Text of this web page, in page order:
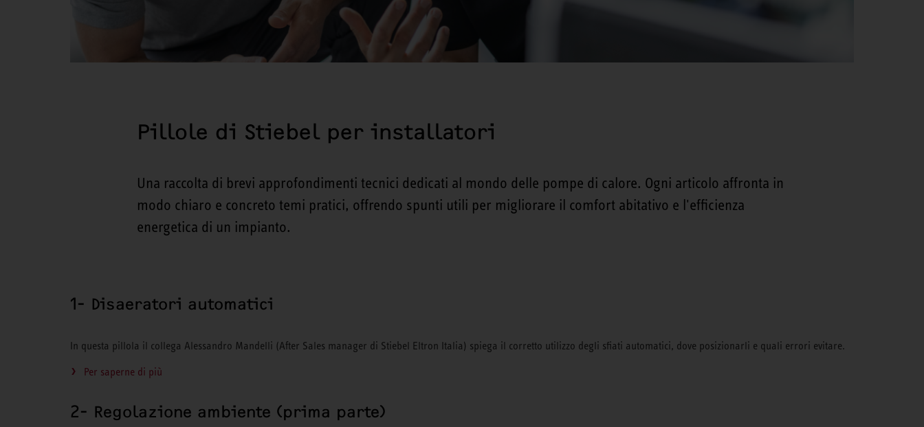
Pillole di Stiebel per installatori
Una raccolta di brevi approfondimenti tecnici dedicati al mondo delle pompe di calore. Ogni articolo affronta in
modo chiaro e concreto temi pratici, offrendo spunti utili per migliorare il comfort abitativo e l'efficienza
energetica di un impianto.
1- Disaeratori automatici
In questa pillola il collega Alessandro Mandelli (After Sales manager di Stiebel Eltron Italia) spiega il corretto utilizzo degli sfiati automatici, dove posizionarli e quali errori evitare.
Per saperne di più
2- Regolazione ambiente (prima parte)